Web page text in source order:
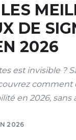
DE
2026
est invisible ?
en 2026,
2026